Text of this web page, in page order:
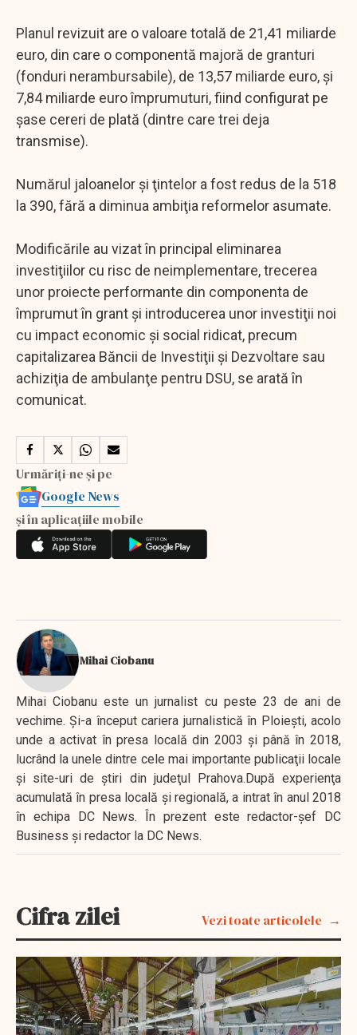
Planul revizuit are o valoare totală de 21,41 miliarde
euro, din care o componentă majoră de granturi
(fonduri nerambursabile), de 13,57 miliarde euro, şi
7,84 miliarde euro împrumuturi, fiind configurat pe
şase cereri de plată (dintre care trei deja
transmise).
Numărul jaloanelor şi ţintelor a fost redus de la 518
la 390, fără a diminua ambiţia reformelor asumate.
Modificările au vizat în principal eliminarea
investiţiilor cu risc de neimplementare, trecerea
unor proiecte performante din componenta de
împrumut în grant şi introducerea unor investiţii noi
cu impact economic şi social ridicat, precum
capitalizarea Băncii de Investiţii şi Dezvoltare sau
achiziţia de ambulanţe pentru DSU, se arată în
comunicat.
Urmăriți-ne și pe
Google News
și în aplicațiile mobile
Mihai Ciobanu
Mihai Ciobanu este un jurnalist cu peste 23 de ani de
vechime. Şi-a început cariera jurnalistică în Ploieşti, acolo
unde a activat în presa locală din 2003 şi până în 2018,
lucrând la unele dintre cele mai importante publicaţii locale
şi site-uri de ştiri din judeţul Prahova.După experienţa
acumulată în presa locală şi regională, a intrat în anul 2018
în echipa DC News. În prezent este redactor-şef DC
Business şi redactor la DC News.
Cifra zilei Vezi toate articolele